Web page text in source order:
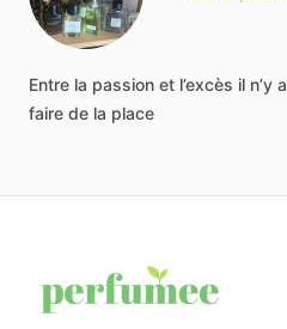
Entre la passion et l’excès il n’y a
faire de la place